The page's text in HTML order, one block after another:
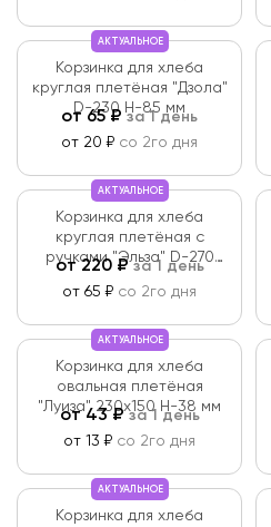
АКТУАЛЬНОЕ
Корзинка для хлеба
круглая плетёная "Дзола"
D-230 Н-85 мм
от 65₽за 1 день
от 20 ₽ со 2го дня
АКТУАЛЬНОЕ
Корзинка для хлеба
круглая плетёная с
ручками "Эльза" D-270
от220₽за 1 день
от 65 ₽ со 2го дня
АКТУАЛЬНОЕ
Корзинка для хлеба
овальная плетёная
"Луиза" 230х150 Н-38 мм
от43₽за 1 день
от 13 ₽ со 2го дня
АКТУАЛЬНОЕ
Корзинка для хлеба